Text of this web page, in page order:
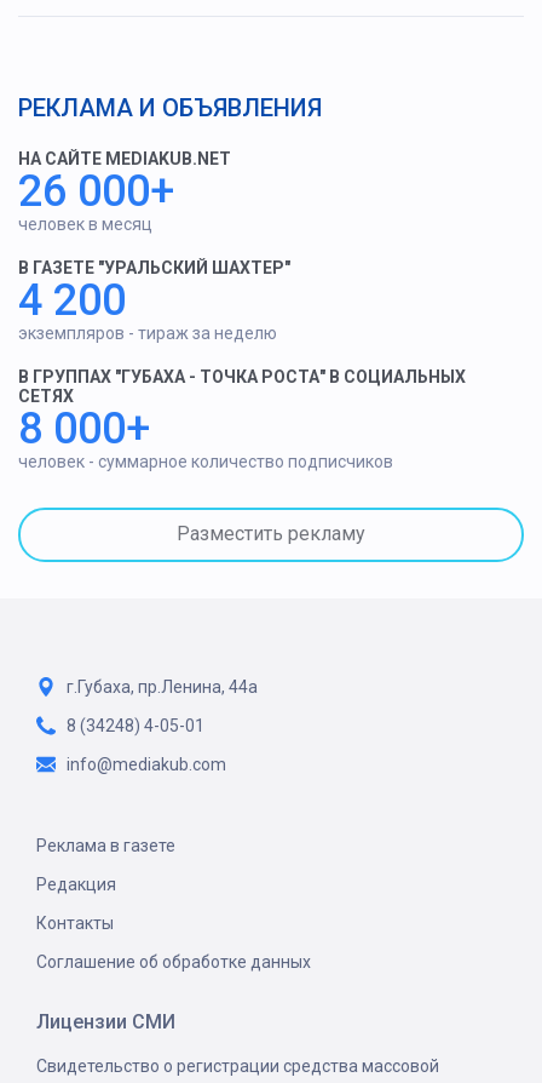
РЕКЛАМА И ОБЪЯВЛЕНИЯ
НА САЙТЕ MEDIAKUB.NET
26 000+
человек в месяц
В ГАЗЕТЕ "УРАЛЬСКИЙ ШАХТЕР"
4 200
экземпляров - тираж за неделю
В ГРУППАХ "ГУБАХА - ТОЧКА РОСТА" В СОЦИАЛЬНЫХ
СЕТЯХ
8 000+
человек - суммарное количество подписчиков
Разместить рекламу
г.Губаха, пр.Ленина, 44а
8 (34248) 4-05-01
info@mediakub.com
Реклама в газете
Редакция
Контакты
Соглашение об обработке данных
Лицензии СМИ
Свидетельство о регистрации средства массовой